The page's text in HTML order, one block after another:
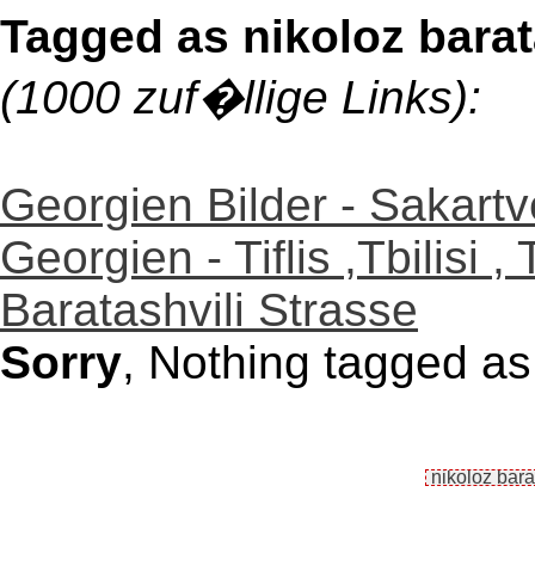
Tagged as nikoloz
(1000 zuf�llige Links):
Georgien Bilder -
Georgien - Tiflis ,Tbilisi ,
Baratashvili Strasse
Sorry, Nothing tagged